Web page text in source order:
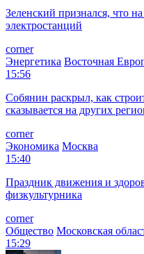
Зеленский признался, что
электростанций
corner
Энергетика Восточная
15:56
Собянин раскрыл, как
сказывается на других
corner
Экономика Москва
15:40
Праздник движения и
физкультурника
corner
Общество Московская
15:29